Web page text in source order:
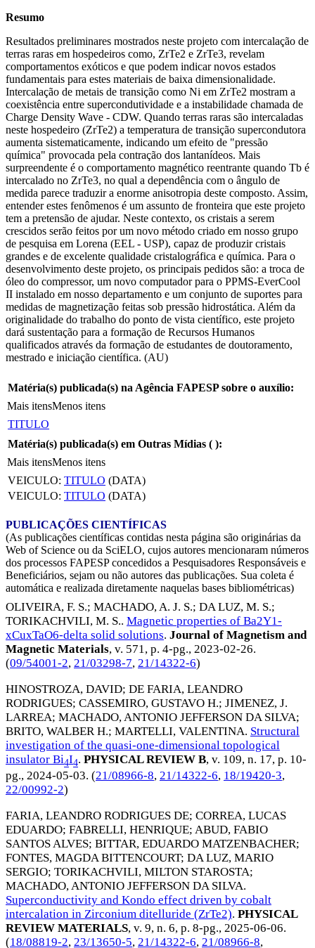
Resumo
Resultados preliminares mostrados neste projeto com intercalação de
terras raras em hospedeiros como, ZrTe2 e ZrTe3, revelam
comportamentos exóticos e que podem indicar novos estados
fundamentais para estes materiais de baixa dimensionalidade.
Intercalação de metais de transição como Ni em ZrTe2 mostram a
coexistência entre supercondutividade e a instabilidade chamada de
Charge Density Wave - CDW. Quando terras raras são intercaladas
neste hospedeiro (ZrTe2) a temperatura de transição supercondutora
aumenta sistematicamente, indicando um efeito de "pressão
química" provocada pela contração dos lantanídeos. Mais
surpreendente é o comportamento magnético reentrante quando Tb é
intercalado no ZrTe3, no qual a dependência com o ângulo de
medida parece traduzir a enorme anisotropia deste composto. Assim,
entender estes fenômenos é um assunto de fronteira que este projeto
tem a pretensão de ajudar. Neste contexto, os cristais a serem
crescidos serão feitos por um novo método criado em nosso grupo
de pesquisa em Lorena (EEL - USP), capaz de produzir cristais
grandes e de excelente qualidade cristalográfica e química. Para o
desenvolvimento deste projeto, os principais pedidos são: a troca de
óleo do compressor, um novo computador para o PPMS-EverCool
II instalado em nosso departamento e um conjunto de suportes para
medidas de magnetização feitas sob pressão hidrostática. Além da
originalidade do trabalho do ponto de vista científico, este projeto
dará sustentação para a formação de Recursos Humanos
qualificados através da formação de estudantes de doutoramento,
mestrado e iniciação científica. (AU)
Matéria(s) publicada(s) na Agência FAPESP sobre o auxílio:
Mais itensMenos itens
TITULO
Matéria(s) publicada(s) em Outras Mídias ( ):
Mais itensMenos itens
VEICULO: TITULO (DATA)
VEICULO: TITULO (DATA)
PUBLICAÇÕES CIENTÍFICAS
(As publicações científicas contidas nesta página são originárias da
Web of Science ou da SciELO, cujos autores mencionaram números
dos processos FAPESP concedidos a Pesquisadores Responsáveis e
Beneficiários, sejam ou não autores das publicações. Sua coleta é
automática e realizada diretamente naquelas bases bibliométricas)
OLIVEIRA, F. S.; MACHADO, A. J. S.; DA LUZ, M. S.;
TORIKACHVILI, M. S.. Magnetic properties of Ba2Y1-
xCuxTaO6-delta solid solutions. Journal of Magnetism and
Magnetic Materials, v. 571, p. 4-pg., 2023-02-26.
(09/54001-2, 21/03298-7, 21/14322-6)
HINOSTROZA, DAVID; DE FARIA, LEANDRO
RODRIGUES; CASSEMIRO, GUSTAVO H.; JIMENEZ, J.
LARREA; MACHADO, ANTONIO JEFFERSON DA SILVA;
BRITO, WALBER H.; MARTELLI, VALENTINA. Structural
investigation of the quasi-one-dimensional topological
insulator Bi4I4. PHYSICAL REVIEW B, v. 109, n. 17, p. 10-
pg., 2024-05-03. (21/08966-8, 21/14322-6, 18/19420-3,
22/00992-2)
FARIA, LEANDRO RODRIGUES DE; CORREA, LUCAS
EDUARDO; FABRELLI, HENRIQUE; ABUD, FABIO
SANTOS ALVES; BITTAR, EDUARDO MATZENBACHER;
FONTES, MAGDA BITTENCOURT; DA LUZ, MARIO
SERGIO; TORIKACHVILI, MILTON STAROSTA;
MACHADO, ANTONIO JEFFERSON DA SILVA.
Superconductivity and Kondo effect driven by cobalt
intercalation in Zirconium ditelluride (ZrTe2). PHYSICAL
REVIEW MATERIALS, v. 9, n. 6, p. 8-pg., 2025-06-06.
(18/08819-2, 23/13650-5, 21/14322-6, 21/08966-8,